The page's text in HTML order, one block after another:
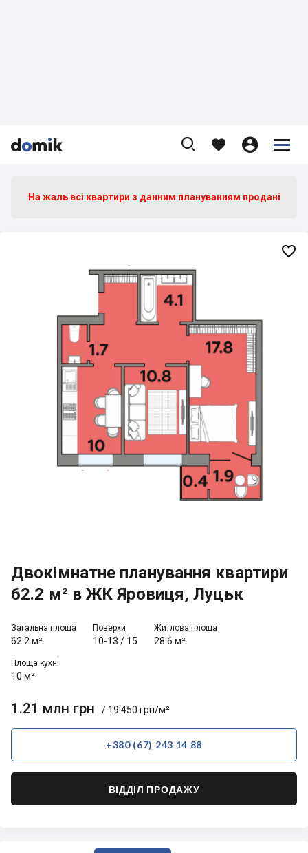


    


На жаль всі квартири з данним плануванням продані
Двокімнатне планування квартири
62.2 м² в ЖК Яровиця, Луцьк
Загальна площа
62.2 м²
Поверхи
10-13 / 15
Житлова площа
28.6 м²
Площа кухні
10 м²
1.21 млн грн / 19 450 грн/м²
+380 (67) 243 14 88
ВІДДІЛ ПРОДАЖУ
